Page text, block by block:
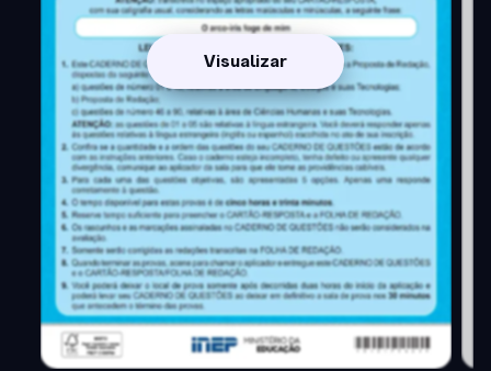
Visualizar